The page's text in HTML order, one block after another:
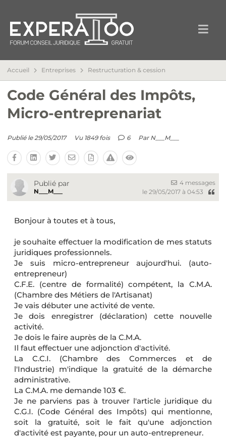
Accueil Entreprises Restructuration & cession
Code Général des Impôts,
Micro-entreprenariat
Publié le 29/05/2017 Vu 1849 fois 6 Par N___M___
Publié par
N___M___
4 messages
le 29/05/2017 à 04:53
Bonjour à toutes et à tous,
je souhaite effectuer la modification de mes statuts
juridiques professionnels.
Je suis micro-entrepreneur aujourd'hui. (auto-
entrepreneur)
C.F.E. (centre de formalité) compétent, la C.M.A.
(Chambre des Métiers de l'Artisanat)
Je vais débuter une activité de vente.
Je dois enregistrer (déclaration) cette nouvelle
activité.
Je dois le faire auprès de la C.M.A.
Il faut effectuer une adjonction d'activité.
La C.C.I. (Chambre des Commerces et de
l'Industrie) m'indique la gratuité de la démarche
administrative.
La C.M.A. me demande 103 €.
Je ne parviens pas à trouver l'article juridique du
C.G.I. (Code Général des Impôts) qui mentionne,
soit la gratuité, soit le fait qu'une adjonction
d'activité est payante, pour un auto-entrepreneur.